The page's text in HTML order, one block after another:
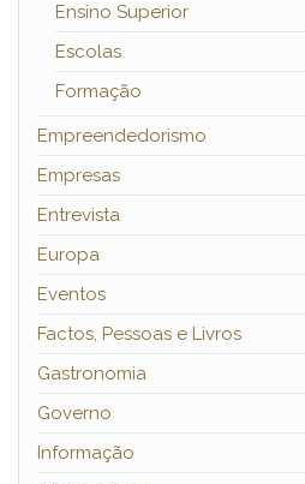
Ensino Superior
Escolas
Formação
Empreendedorismo
Empresas
Entrevista
Europa
Eventos
Factos, Pessoas e Livros
Gastronomia
Governo
Informação